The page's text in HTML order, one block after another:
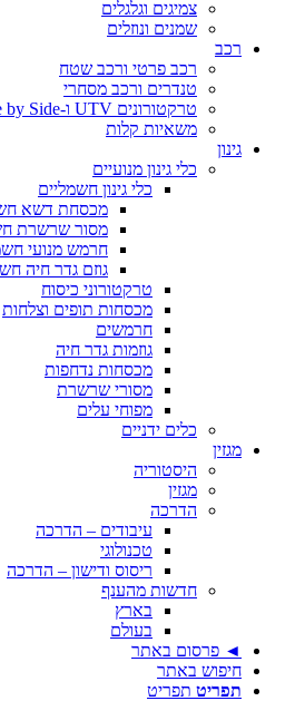
צמיגים וגלגלים
שמנים ונוזלים
רכב
רכב פרטי ורכב שטח
טנדרים ורכב מסחרי
טרקטורונים UTV ו-Side by Side
משאיות קלות
גינון
כלי גינון מנועיים
כלי גינון חשמליים
מכסחת דשא
מסור שרשרת
חרמש מנועי
גוזם גדר חיה
טרקטורוני כיסוח
מכסחות תופים וצלחות
חרמשים
גוזמות גדר חיה
מכסחות נדחפות
מסורי שרשרת
מפוחי עלים
כלים ידניים
מגזין
היסטוריה
מגזין
הדרכה
עיבודים – הדרכה
טכנולוגי
ריסוס ודישון – הדרכה
חדשות מהענף
בארץ
בעולם
◄ פרסום באתר
חיפוש באתר
תפריט תפריט